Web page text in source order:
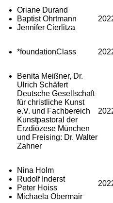
Oriane Durand
Baptist Ohrtmann
Jennifer Cierlitza
*foundationClass
Benita Meißner, Dr.
Ulrich Schäfert
Deutsche Gesellschaft
für christliche Kunst
e.V. und Fachbereich
Kunstpastoral der
Erzdiözese München
und Freising: Dr. Walter
Zahner
Nina Holm
Rudolf Inderst
Peter Hoiss
Michaela Obermair